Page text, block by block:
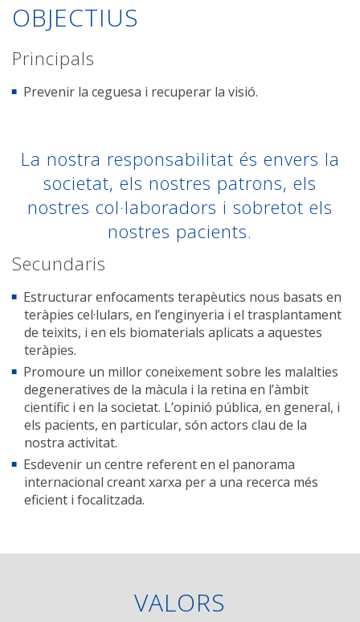
OBJECTIUS
Principals
Prevenir la ceguesa i recuperar la visió.
La nostra responsabilitat és envers la
societat, els nostres patrons, els
nostres col·laboradors i sobretot els
nostres pacients.
Secundaris
Estructurar enfocaments terapèutics nous basats en
teràpies cel·lulars, en l’enginyeria i el trasplantament
de teixits, i en els biomaterials aplicats a aquestes
teràpies.
Promoure un millor coneixement sobre les malalties
degeneratives de la màcula i la retina en l’àmbit
científic i en la societat. L’opinió pública, en general, i
els pacients, en particular, són actors clau de la
nostra activitat.
Esdevenir un centre referent en el panorama
internacional creant xarxa per a una recerca més
eficient i focalitzada.
VALORS